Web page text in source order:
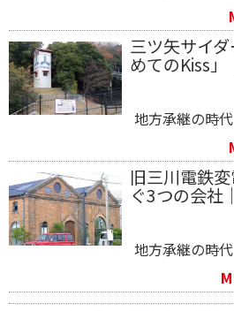
三ツ矢サイ
めてのKiss
地方承継の時代
旧三川電鉄
ぐ3つの会社
地方承継の時代